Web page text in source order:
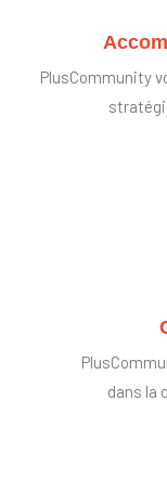
PlusCommunity
dans la